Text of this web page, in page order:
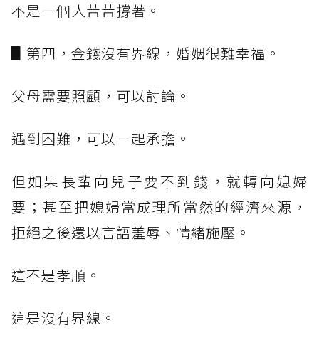
不是一個人苦苦撐著。
▋第四，金錢沒有界線，婚姻很難幸福。
父母需要照顧，可以討論。
遇到困難，可以一起承擔。
但如果長輩向兒子要不到錢，就轉向媳婦
要；甚至把媳婦當成理所當然的經濟來源，
拒絕之後還以言語羞辱、情緒施壓。
這不是孝順。
這是沒有界線。